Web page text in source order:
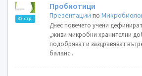
32 стр.
Пробиотици
Презентации по
Днес повечето учени
„живи микробни хранителни добавки‘‘, които
подобряват и заздравяват
баланс...